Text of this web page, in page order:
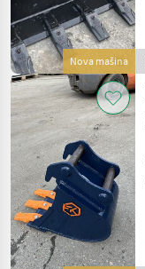
Nova mašina